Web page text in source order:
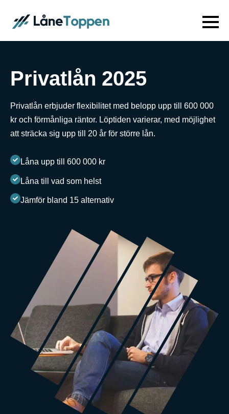
Privatlån 2025
Privatlån erbjuder flexibilitet med belopp upp till 600 000
kr och förmånliga räntor. Löptiden varierar, med möjlighet
att sträcka sig upp till 20 år för större lån.
Låna upp till 600 000 kr
Låna till vad som helst
Jämför bland 15 alternativ